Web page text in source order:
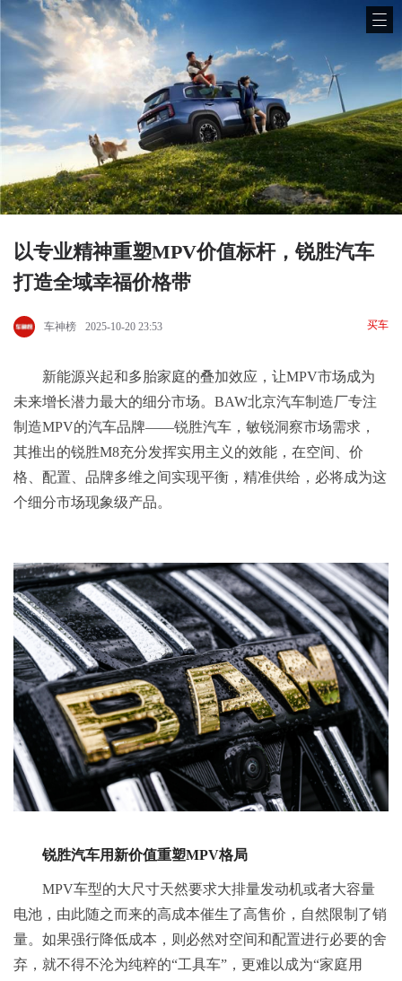
以专业精神重塑MPV价值标杆，锐胜汽车
打造全域幸福价格带
车神榜 2025-10-20 23:53 买车
新能源兴起和多胎家庭的叠加效应，让MPV市场成为
未来增长潜力最大的细分市场。BAW北京汽车制造厂专注
制造MPV的汽车品牌——锐胜汽车，敏锐洞察市场需求，
其推出的锐胜M8充分发挥实用主义的效能，在空间、价
格、配置、品牌多维之间实现平衡，精准供给，必将成为这
个细分市场现象级产品。
锐胜汽车用新价值重塑MPV格局
MPV车型的大尺寸天然要求大排量发动机或者大容量
电池，由此随之而来的高成本催生了高售价，自然限制了销
量。如果强行降低成本，则必然对空间和配置进行必要的舍
弃，就不得不沦为纯粹的“工具车”，更难以成为“家庭用